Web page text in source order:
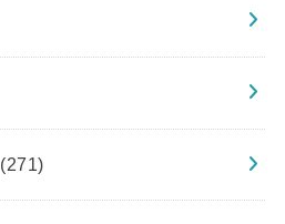
(271)